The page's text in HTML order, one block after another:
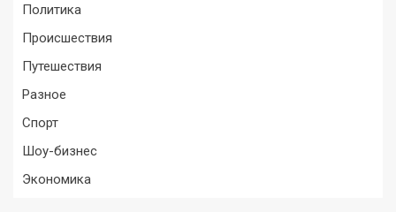
Политика
Происшествия
Путешествия
Разное
Спорт
Шоу-бизнес
Экономика